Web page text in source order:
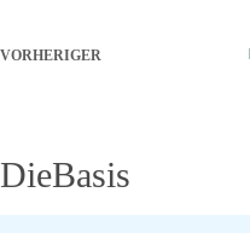
VORHERIGER
DieBasis